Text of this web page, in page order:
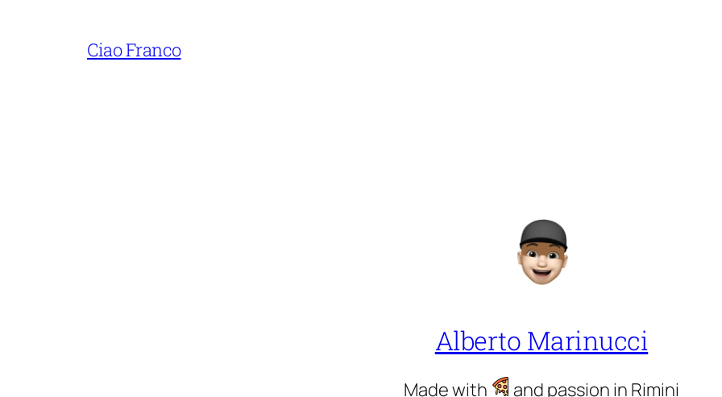
Ciao Franco
Alberto Marinucci
Made with and passion in Rimini